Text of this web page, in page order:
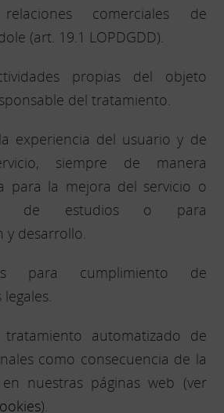
comerciales de
(art. 19.1 LOPDGDD).
propias del objeto
del tratamiento.
experiencia del usuario y de
siempre de manera
para la mejora del servicio o
de estudios o para
y desarrollo.
para cumplimiento de
tratamiento automatizado de
como consecuencia de la
en nuestras páginas web (ver
).